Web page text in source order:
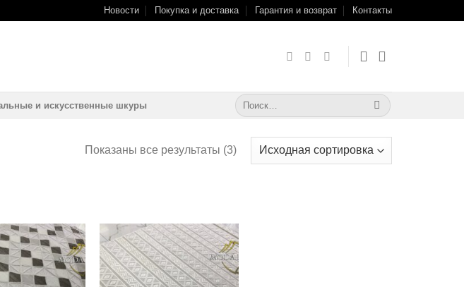
Новости Покупка и доставка Гарантия и возврат Контакты
и искусственные шкуры
Искать:
Показаны все результаты (3)
Добавить
в
избранное
Добавить
в
избранное